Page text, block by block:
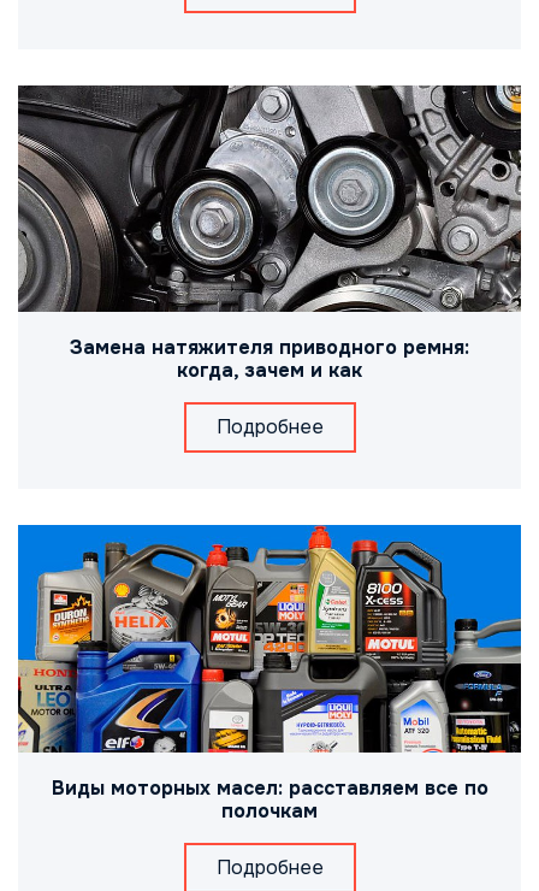
Замена натяжителя приводного ремня:
когда, зачем и как
Подробнее
Виды моторных масел: расставляем все по
полочкам
Подробнее